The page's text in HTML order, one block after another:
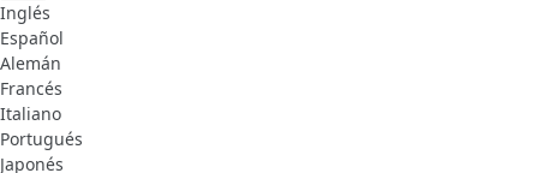
Inglés
Español
Alemán
Francés
Italiano
Portugués
Japonés